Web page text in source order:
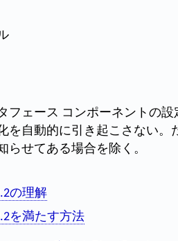
フェース コンポーネントの
を自動的に引き起こさない。
らせてある場合を除く。
の理解
を満たす方法